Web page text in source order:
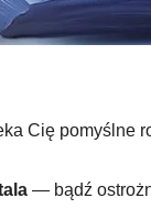
Cię pomyślne
— bądź